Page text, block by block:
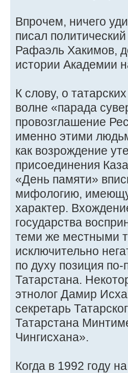
Впрочем, ничего
писал
Рафаэль Хакимов,
истории Академии
К слову, о
волне «парада
провозглашение
именно этими
как возрождение
присоединения
«День памяти»
мифологию,
характер.
государства
теми же местными
исключительно
по духу позиция
Татарстана.
этнолог Дамир
секретарь
Татарстана
Чингисхана».
Когда в 1992 году